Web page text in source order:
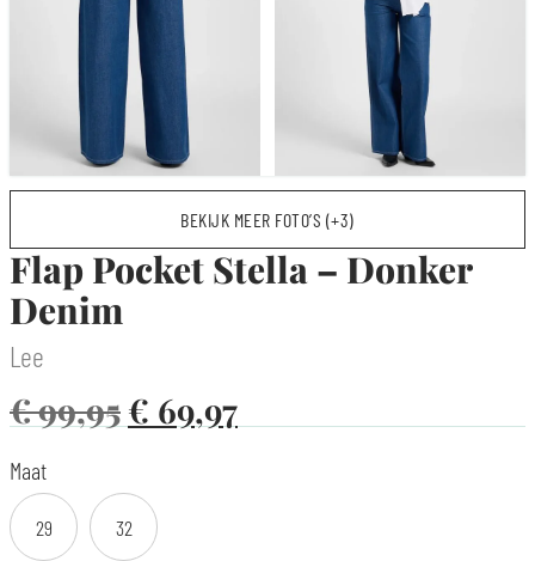
BEKIJK MEER FOTO’S (+3)
Flap Pocket Stella – Donker
Denim
Lee
€99,95€ 69,97
Maat
29 32